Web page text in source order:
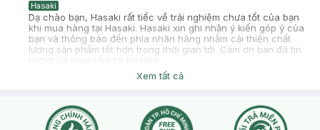
Hasaki
Dạ chào bạn, Hasaki rất tiếc về trải nghiệm chưa tốt của bạn
khi mua hàng tại Hasaki. Hasaki xin ghi nhận ý kiến góp ý của
bạn và thông báo đến phía nhãn hàng nhằm cải thiện chất
lượng sản phẩm tốt hơn trong thời gian tới. Cảm ơn bạn đã tin
Xem tất cả